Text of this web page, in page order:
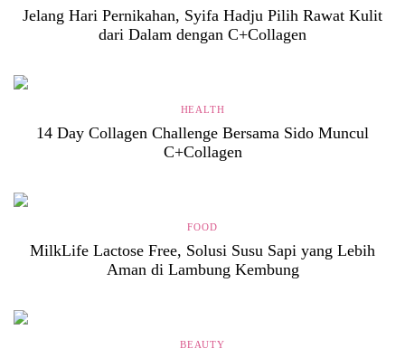
Jelang Hari Pernikahan, Syifa Hadju Pilih Rawat Kulit
dari Dalam dengan C+Collagen
HEALTH
14 Day Collagen Challenge Bersama Sido Muncul
C+Collagen
FOOD
MilkLife Lactose Free, Solusi Susu Sapi yang Lebih
Aman di Lambung Kembung
BEAUTY